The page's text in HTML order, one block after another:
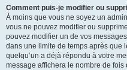
Comment puis-je modifier ou
À moins que vous ne soyez un
vous ne pouvez modifier ou
pouvez modifier un de vos
dans une limite de temps après que
quelqu’un a déjà répondu à votre
message affichera le nombre de fois